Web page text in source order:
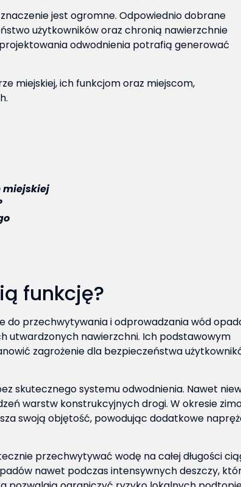
jest ogromne. Odpowiednio dobrane
użytkowników oraz chronią nawierzchnie
odwodnienia potrafią generować
miejskiej, ich funkcjom oraz miejscom,
miejskiej
funkcję?
przechwytywania i odprowadzania wód
utwardzonych nawierzchni. Ich podstawowym
zagrożenie dla bezpieczeństwa
skutecznego systemu odwodnienia. Nawet
warstw konstrukcyjnych drogi. W okresie
swoją objętość, powodując dodatkowe
przechwytywać wodę na całej długości
nawet podczas intensywnych deszczy,